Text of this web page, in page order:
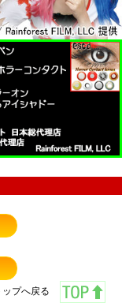
ップへ戻る